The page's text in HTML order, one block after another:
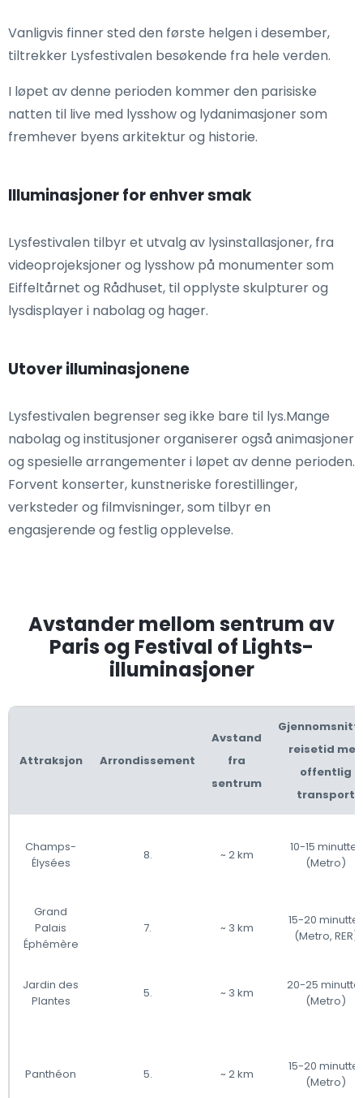
Vanligvis finner sted den første helgen i desember,
tiltrekker Lysfestivalen besøkende fra hele verden.
I løpet av denne perioden kommer den parisiske
natten til live med lysshow og lydanimasjoner som
fremhever byens arkitektur og historie.
Illuminasjoner for enhver smak
Lysfestivalen tilbyr et utvalg av lysinstallasjoner, fra
videoprojeksjoner og lysshow på monumenter som
Eiffeltårnet og Rådhuset, til opplyste skulpturer og
lysdisplayer i nabolag og hager.
Utover illuminasjonene
Lysfestivalen begrenser seg ikke bare til lys.Mange
nabolag og institusjoner organiserer også animasjoner
og spesielle arrangementer i løpet av denne perioden.
Forvent konserter, kunstneriske forestillinger,
verksteder og filmvisninger, som tilbyr en
engasjerende og festlig opplevelse.
Avstander mellom sentrum av
Paris og Festival of Lights-
illuminasjoner
Attraksjon Arrondissement
Avstand
fra
sentrum
reisetid med
offentlig
transport
Champs-
Élysées
8. ~ 2 km
10-15 minutter
(Metro)
Grand
Palais
Éphémère
7. ~ 3 km
15-20 minutter
(Metro, RER)
Jardin des
Plantes
5. ~ 3 km
20-25
(Metro)
Panthéon 5. ~ 2 km
15-20 minutter
(Metro)